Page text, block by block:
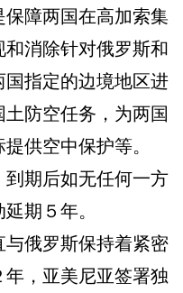
障两国在高加索集
消除针对俄罗斯和
指定的边境地区进
防空任务，为两国
供空中保护等。
期后如无任何一方
期５年。
俄罗斯保持着紧密
，亚美尼亚签署独